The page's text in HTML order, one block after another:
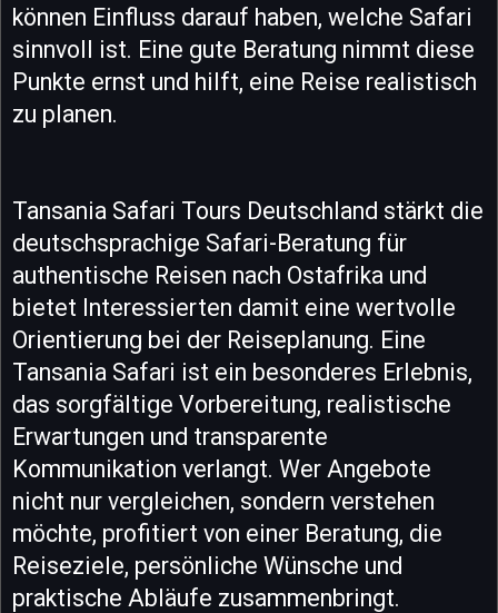
können Einfluss darauf haben, welche Safari
sinnvoll ist. Eine gute Beratung nimmt diese
Punkte ernst und hilft, eine Reise realistisch
zu planen.
Tansania Safari Tours Deutschland stärkt die
deutschsprachige Safari-Beratung für
authentische Reisen nach Ostafrika und
bietet Interessierten damit eine wertvolle
Orientierung bei der Reiseplanung. Eine
Tansania Safari ist ein besonderes Erlebnis,
das sorgfältige Vorbereitung, realistische
Erwartungen und transparente
Kommunikation verlangt. Wer Angebote
nicht nur vergleichen, sondern verstehen
möchte, profitiert von einer Beratung, die
Reiseziele, persönliche Wünsche und
praktische Abläufe zusammenbringt.